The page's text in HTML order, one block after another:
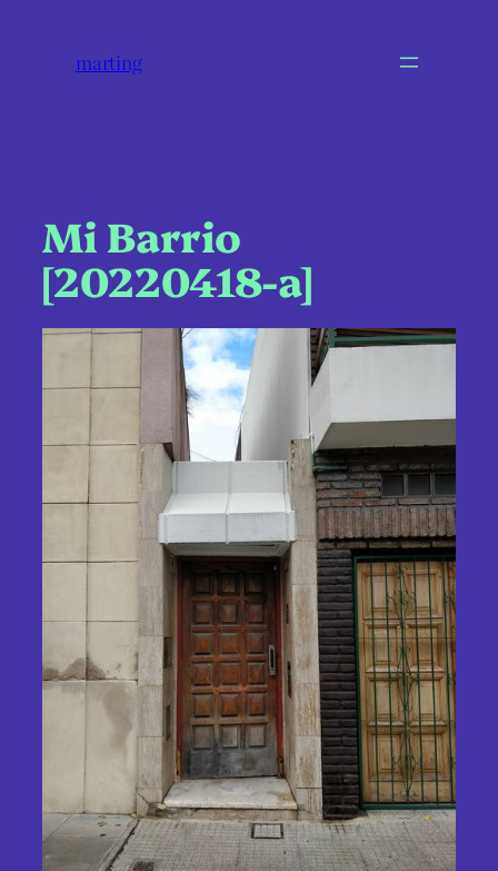
marting
Mi Barrio
[20220418-a]